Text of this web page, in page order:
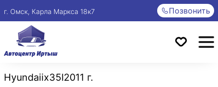
г. Омск, Карла Маркса 18к7 Позвонить
Hyundaiix35I2011 г.